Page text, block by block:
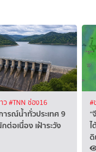
ว#TNN ช่อง16
รณ์น้ำทั่วประเทศ 9
อเนื่อง เฝ้าระวัง
#